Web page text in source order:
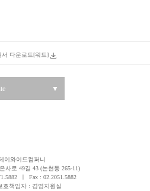
서 다운로드[워드]
▼
이와이드컴퍼니
사로 49길 43 (논현동 265-11)
Fax : 02.2051.5882
호책임자 : 경영지원실